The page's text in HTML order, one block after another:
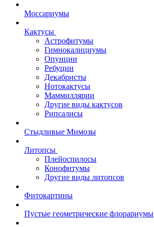
Моссариумы
Кактусы
Астрофитумы
Гимнокалициумы
Опунции
Ребуции
Декабристы
Нотокактусы
Маммиллярии
Другие виды кактусов
Рипсалисы
Стыдливые Мимозы
Литопсы
Плейоспилосы
Конофитумы
Другие виды литопсов
Фитокартины
Пустые геометрические флорариумы